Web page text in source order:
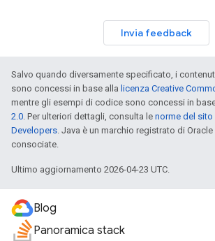
Invia feedback
Salvo quando diversamente specificato, i
sono concessi in base alla licenza Creative
mentre gli esempi di codice sono concessi in
2.0. Per ulteriori dettagli, consulta le norme del
Developers. Java è un marchio registrato di
consociate.
Ultimo aggiornamento 2026-04-23 UTC.
Blog
Panoramica stack